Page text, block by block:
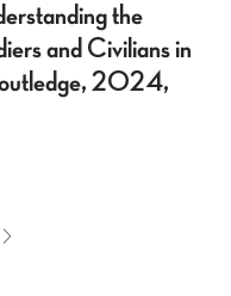
the
and Civilians in
2024,